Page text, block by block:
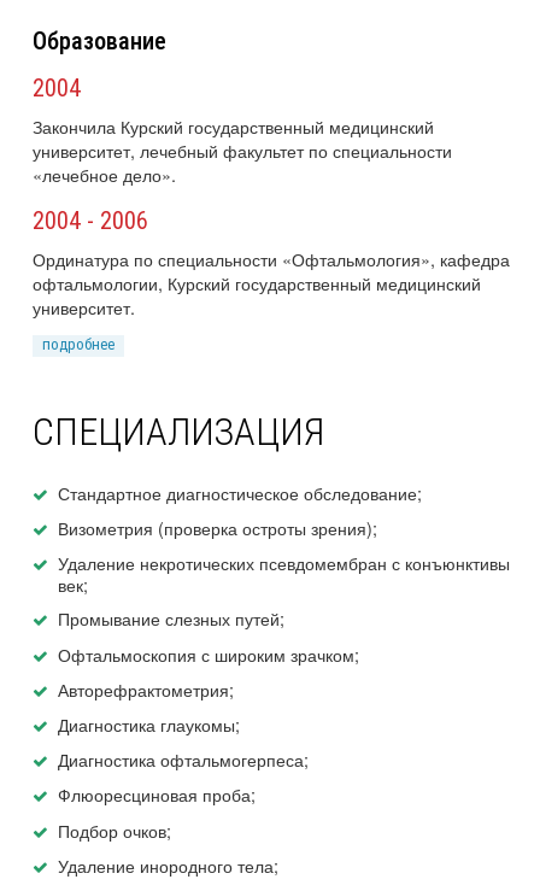
Образование
2004
Закончила Курский государственный медицинский
университет, лечебный факультет по специальности
«лечебное дело».
2004 - 2006
Ординатура по специальности «Офтальмология», кафедра
офтальмологии, Курский государственный медицинский
университет.
подробнее
СПЕЦИАЛИЗАЦИЯ
Стандартное диагностическое обследование;
Визометрия (проверка остроты зрения);
Удаление некротических псевдомембран с конъюнктивы
век;
Промывание слезных путей;
Офтальмоскопия с широким зрачком;
Авторефрактометрия;
Диагностика глаукомы;
Диагностика офтальмогерпеса;
Флюоресциновая проба;
Подбор очков;
Удаление инородного тела;